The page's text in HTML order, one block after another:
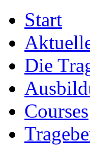
Start
Die
Courses